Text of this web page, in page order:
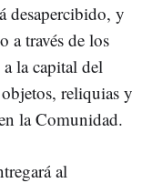
desapercibido, y
a través de los
la capital del
reliquias y
la Comunidad.
al